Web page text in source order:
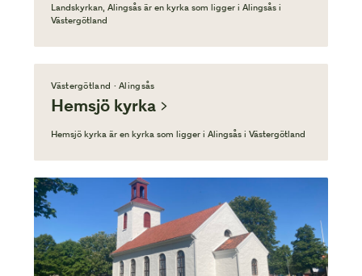
Landskyrkan, Alingsås är en kyrka som ligger i Alingsås i
Västergötland
Västergötland · Alingsås
Hemsjö kyrka
Hemsjö kyrka är en kyrka som ligger i Alingsås i Västergötland